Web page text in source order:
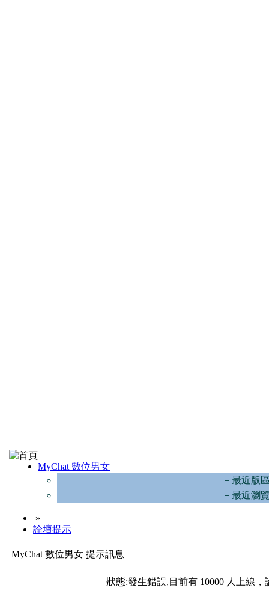
MyChat 數位男女
－最近版
－最近瀏
»
論壇提示
MyChat 數位男女 提示訊息
狀態:發生錯誤,目前有 10000 人上線